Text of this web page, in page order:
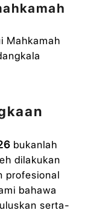
Mahkamah
bukanlah
dilakukan
profesional
bahawa
serta-